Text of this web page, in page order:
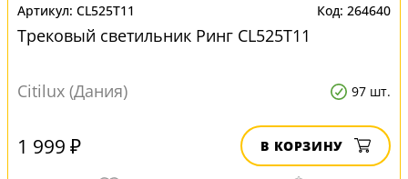
CL525T11 264640
Трековый светильник Ринг CL525T11
Citilux (Дания) 97 шт.
1 999 ₽ В КОРЗИНУ